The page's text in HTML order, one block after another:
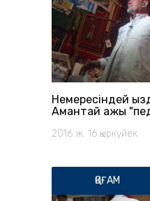
Немересіндей
Амантай қажы
2016 ж. 16 қыркүйек
ҚОҒАМ